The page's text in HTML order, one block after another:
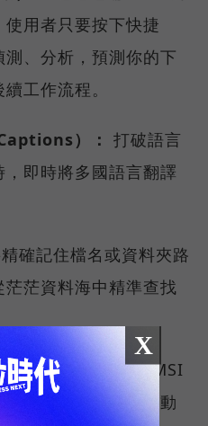
用者只要按下快捷
、分析，預測你的下
工作流程。
）： 打破語言
即時將多國語言翻譯
確記住檔名或資料夾路
茫資料海中精準查找
更導入獨家研發的 MSI
AI 智慧引擎」能自動
X